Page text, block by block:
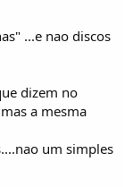
...e nao discos
dizem no
a mesma
um simples